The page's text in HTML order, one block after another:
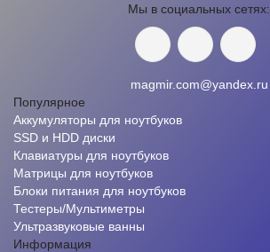
Мы в социальных сетях:
magmir.com@yandex.ru
Популярное
Аккумуляторы для ноутбуков
SSD и HDD диски
Клавиатуры для ноутбуков
Матрицы для ноутбуков
Блоки питания для ноутбуков
Тестеры/Мультиметры
Ультразвуковые ванны
Информация